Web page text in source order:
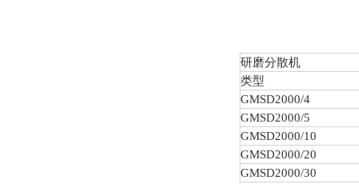
研磨分散机
类型
GMSD2000/4
GMSD2000/5
GMSD2000/10
GMSD2000/20
GMSD2000/30